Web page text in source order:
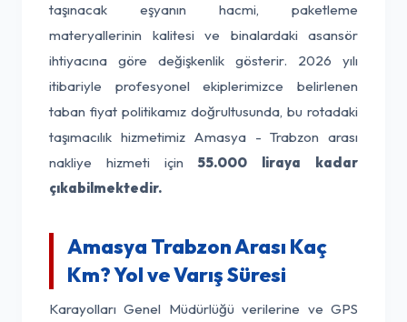
taşınacak eşyanın hacmi, paketleme
materyallerinin kalitesi ve binalardaki asansör
ihtiyacına göre değişkenlik gösterir. 2026 yılı
itibariyle profesyonel ekiplerimizce belirlenen
taban fiyat politikamız doğrultusunda, bu rotadaki
taşımacılık hizmetimiz Amasya - Trabzon arası
nakliye hizmeti için55.000 liraya kadar
çıkabilmektedir.
Amasya Trabzon Arası Kaç
Km? Yol ve Varış Süresi
Karayolları Genel Müdürlüğü verilerine ve GPS